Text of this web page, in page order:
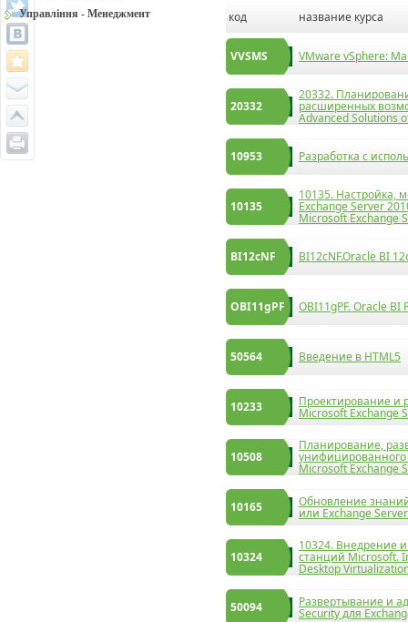
код название курса
VVSMS VMware vSphere:
20332
20332.
расширенных
Advanced Solutions
10953 Разработка c
10135
10135. Настройка,
Exchange Server
Microsoft Exchange
BI12cNF BI12cNF.Oracle BI
OBI11gPF OBI11gPF. Oracle
50564 Введение в HTML5
10233 Проектирование и
Microsoft Exchange
10508
Планирование,
Microsoft Exchange
10165 Обновление
или Exchange
10324
10324. Внедрение
станций Microsoft.
Desktop
50094 Развертывание и
Security для
Управління - Менеджмент